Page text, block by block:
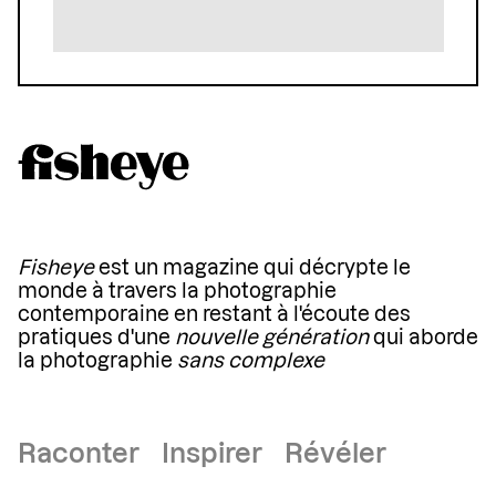
Fisheyeest un magazine qui décrypte le
monde à travers la photographie
contemporaine en restant à l'écoute des
pratiques d'une nouvelle générationqui aborde
la photographie sans complexe
Raconter Inspirer Révéler